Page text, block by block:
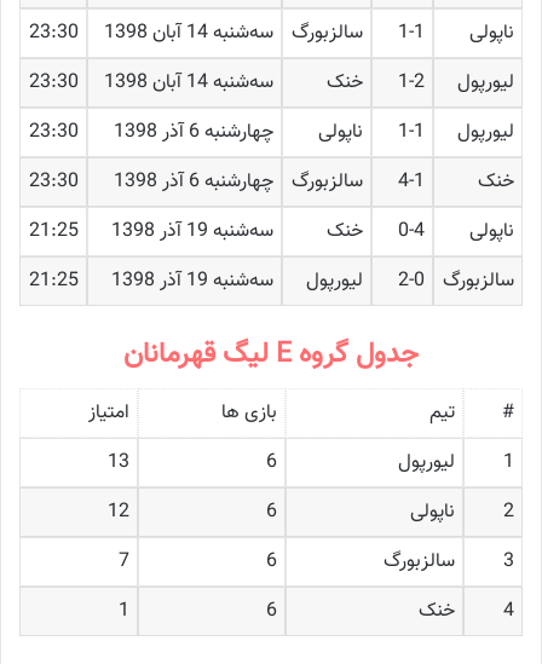
ناپولی
1-1 سالزبورگ ﺳﻪشنبه 14 آبان 1398
23:30
لیورپول
1-2 خنک ﺳﻪشنبه 14 آبان 1398
23:30
لیورپول
1-1 ناپولی چهارشنبه 6 آذر 1398
23:30
خنک
4-1 سالزبورگ چهارشنبه 6 آذر 1398
23:30
ناپولی
0-4 خنک ﺳﻪشنبه 19 آذر 1398
21:25
سالزبورگ
2-0 لیورپول ﺳﻪشنبه 19 آذر 1398 21:25
جدول گروه E لیگ قهرمانان
# تیم بازی ها
امتیاز
1
لیورپول 6
13
2
ناپولی 6
12
3
سالزبورگ 6
7
4
خنک 6
1